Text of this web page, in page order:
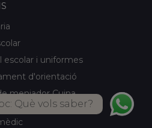
Què vols saber?
escolar i uniformes
d'orientació
menjador Cuina